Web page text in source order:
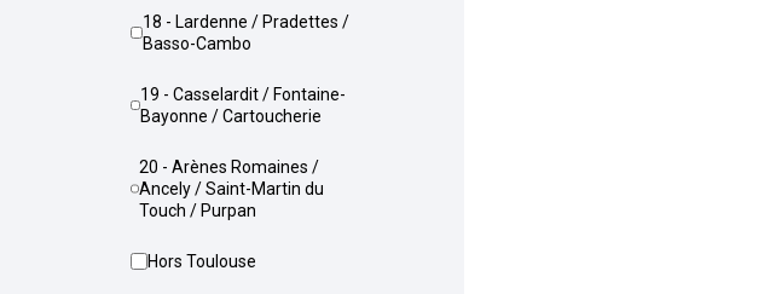
18 - Lardenne / Pradettes /
Basso-Cambo
19 - Casselardit / Fontaine-
Bayonne / Cartoucherie
20 - Arènes Romaines /
Ancely / Saint-Martin du
Touch / Purpan
Hors Toulouse